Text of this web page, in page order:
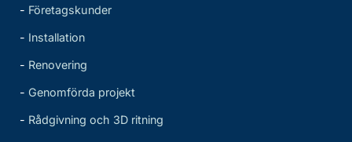
- Företagskunder
- Installation
- Renovering
- Genomförda projekt
- Rådgivning och 3D ritning